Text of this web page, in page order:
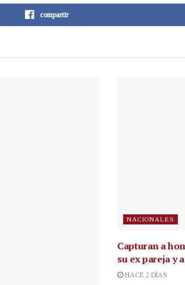
compartir
NACIONALES
Capturan a
su ex pareja y
HACE 2 DÍAS